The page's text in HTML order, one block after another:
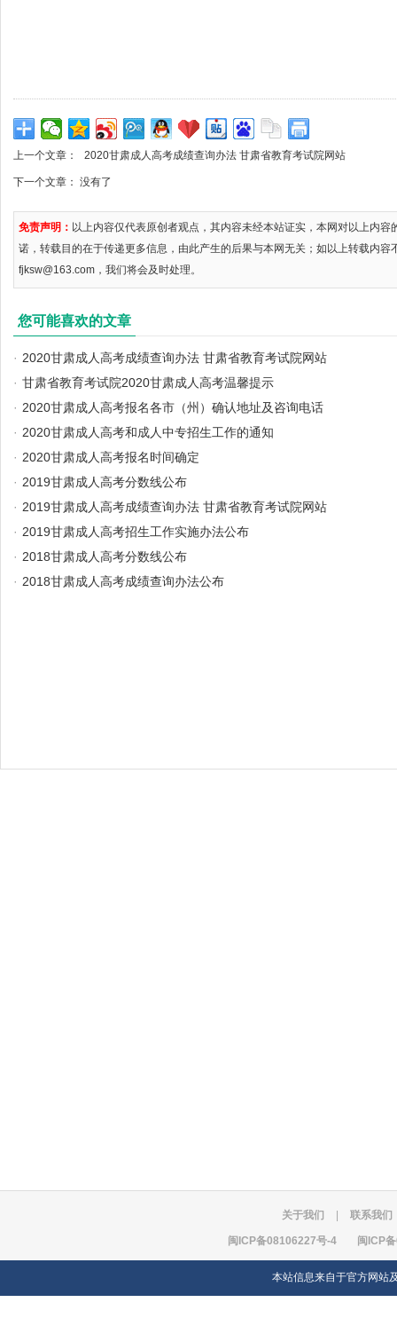
上一个文章： 2020甘肃成人高考成绩查询办法 甘肃省教育考试院网站
下一个文章： 没有了
免责声明： 以上内容仅代表原创者观点，其内容未经本站证实，本网对以上内
诺，转载目的在于传递更多信息，由此产生的后果与本网无关；如以上转载内容
fjksw@163.com，我们将会及时处理。
您可能喜欢的文章
· 2020甘肃成人高考成绩查询办法 甘肃省教育考试院网站
· 甘肃省教育考试院2020甘肃成人高考温馨提示
· 2020甘肃成人高考报名各市（州）确认地址及咨询电话
· 2020甘肃成人高考和成人中专招生工作的通知
· 2020甘肃成人高考报名时间确定
· 2019甘肃成人高考分数线公布
· 2019甘肃成人高考成绩查询办法 甘肃省教育考试院网站
· 2019甘肃成人高考招生工作实施办法公布
· 2018甘肃成人高考分数线公布
· 2018甘肃成人高考成绩查询办法公布
关于我们 联系我们
闽ICP备08106227号-4 闽ICP
本站信息来自于官方网站